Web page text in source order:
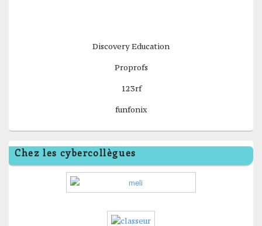
Discovery Education
Proprofs
123rf
funfonix
Chez les cybercollègues